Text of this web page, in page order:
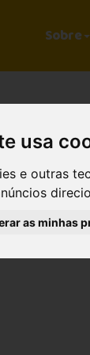
usa
e outras
as minhas
Sobre